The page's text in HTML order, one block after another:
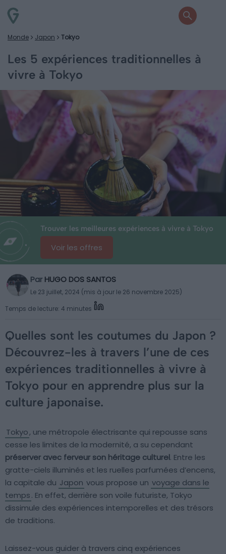
Monde Japon Tokyo
Les 5 expériences traditionnelles à
vivre à Tokyo
Trouver les meilleures expériences à vivre à Tokyo
Voir les offres
Par HUGO DOS SANTOS
Le 23 juillet, 2024 (mis à jour le 26 novembre 2025)
Temps de lecture: 4 minutes
Quelles sont les coutumes du Japon ?
Découvrez-les à travers l’une de ces
expériences traditionnelles à vivre à
Tokyo pour en apprendre plus sur la
culture japonaise.
Tokyo, une métropole électrisante qui repousse sans
cesse les limites de la modernité, a su cependant
préserver avec ferveur son héritage culturel. Entre les
gratte-ciels illuminés et les ruelles parfumées d’encens,
la capitale du Japon vous propose un voyage dans le
temps. En effet, derrière son voile futuriste, Tokyo
dissimule des expériences intemporelles et des trésors
de traditions.
Laissez-vous guider à travers cinq expériences